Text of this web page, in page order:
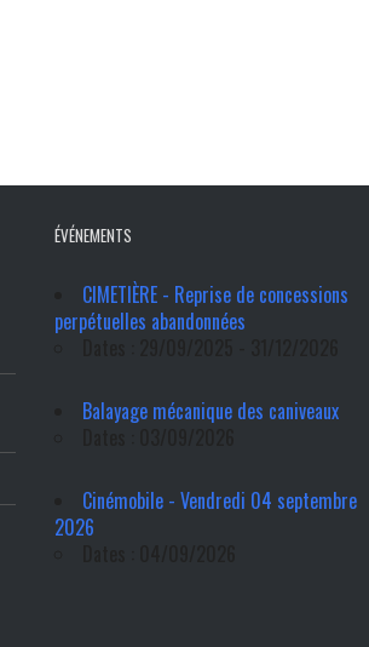
ÉVÉNEMENTS
CIMETIÈRE - Reprise de concessions
perpétuelles abandonnées
Balayage mécanique des caniveaux
Cinémobile - Vendredi 04 septembre
2026